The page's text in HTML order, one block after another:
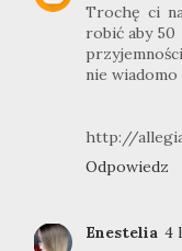
Trochę ci
robić aby 50
nie wiadomo
http://
Odpowiedz
Enestelia 4